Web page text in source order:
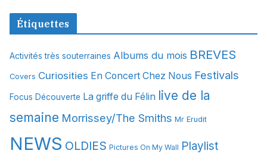
c
v
e
Étiquettes
Activités très souterraines Albums du mois BREVES
Covers Curiosities En Concert Chez Nous Festivals
Focus Découverte La griffe du Félin live de la
semaine Morrissey/The Smiths Mr Erudit
NEWS OLDIES Pictures On My Wall Playlist